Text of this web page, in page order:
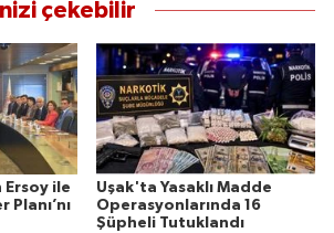
çekebilir
Ersoy ile
Planı’nı
Uşak'ta Yasaklı Madde
Operasyonlarında 16
Şüpheli Tutuklandı